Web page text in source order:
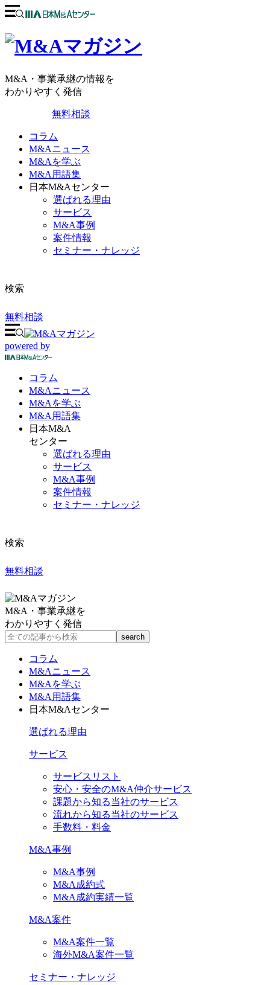
M&A・事業承継の情報を
わかりやすく発信
無料相談
コラム
M&Aニュース
M&Aを学ぶ
M&A用語集
日本M&Aセンター
選ばれる理由
サービス
M&A事例
案件情報
セミナー・ナレッジ
検索
無料相談
powered by
コラム
M&Aニュース
M&Aを学ぶ
M&A 用語集
日本M&A
センター
選ばれる理由
サービス
M&A事例
案件情報
セミナー・ナレッジ
検索
無料相談
M&A・事業承継を
わかりやすく発信
コラム
M&Aニュース
M&Aを学ぶ
M&A用語集
日本M&Aセンター
選ばれる理由
サービス
サービスリスト
安心・安全のM&A仲介サービス
課題から知る当社のサービス
流れから知る当社のサービス
手数料・料金
M&A事例
M&A事例
M&A成約式
M&A成約実績一覧
M&A案件
M&A案件一覧
海外M&A案件一覧
セミナー・ナレッジ